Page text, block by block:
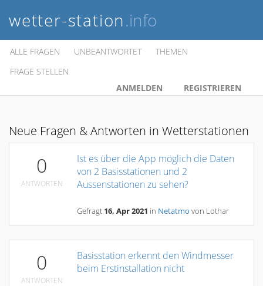
wetter-station.info
ALLE FRAGEN UNBEANTWORTET
THEMEN
FRAGE STELLEN
ANMELDEN
REGISTRIEREN
Neue Fragen & Antworten in Wetterstationen
0
ANTWORTEN
Ist es über die App möglich die Daten
von 2 Basisstationen und 2
Aussenstationen zu sehen?
Gefragt 16, Apr 2021 in Netatmo von Lothar
0
ANTWORTEN
Basisstation erkennt den Windmesser
beim Erstinstallation nicht